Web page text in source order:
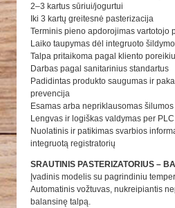
2–3 kartus sūriui/jogurtui
Iki 3 kartų greitesnė pasterizacija
Terminis pieno apdorojimas vartotojo
Laiko taupymas dėl integruoto
Talpa pritaikoma pagal kliento
Darbas pagal sanitarinius standartus
Padidintas produkto saugumas ir
prevencija
Esamas arba nepriklausomas
Lengvas ir logiškas valdymas per
Nuolatinis ir patikimas svarbios
integruotą registratorių
SRAUTINIS PASTERIZATORIUS –
Įvadinis modelis su pagrindiniu
Automatinis vožtuvas, nukreipiantis
balansinę talpą.